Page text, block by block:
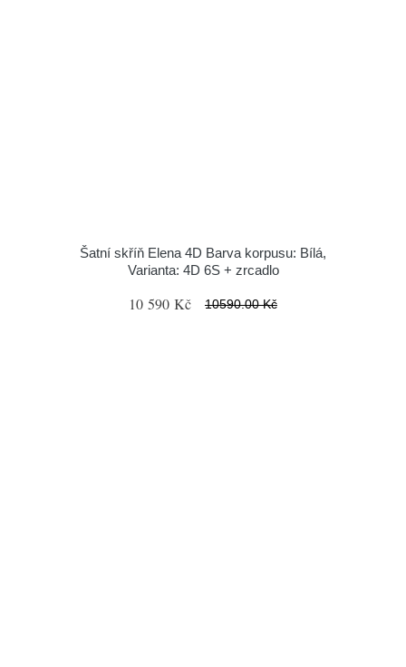
Šatní skříň Elena 4D Barva korpusu: Bílá,
Varianta: 4D 6S + zrcadlo
10 590 Kč 10590.00 Kč